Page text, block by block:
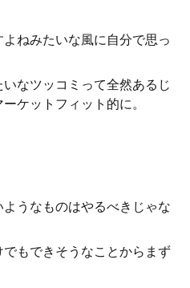
ねみたいな風に自分で思っ
なツッコミって全然あるじ
ケットフィット的に。
うなものはやるべきじゃな
もできそうなことからまず